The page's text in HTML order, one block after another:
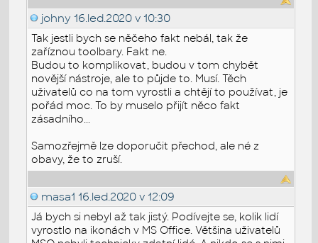
johny 16.led.2020 v 10:30
Tak jestli bych se něčeho fakt nebál, tak že
zaříznou toolbary. Fakt ne.
Budou to komplikovat, budou v tom chybět
novější nástroje, ale to půjde to. Musí. Těch
uživatelů co na tom vyrostli a chtějí to používat, je
pořád moc. To by muselo přijít něco fakt
zásadního...
Samozřejmě lze doporučit přechod, ale né z
obavy, že to zruší.
masa1 16.led.2020 v 12:09
Já bych si nebyl až tak jistý. Podívejte se, kolik lidí
vyrostlo na ikonách v MS Office. Většina uživatelů